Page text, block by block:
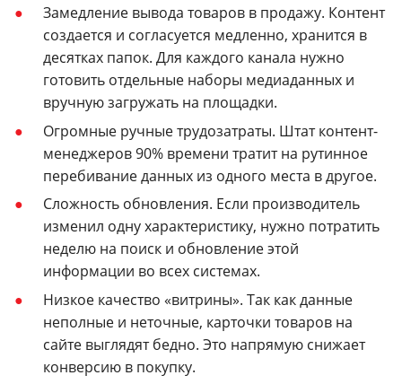
Замедление вывода товаров в продажу. Контент
создается и согласуется медленно, хранится в
десятках папок. Для каждого канала нужно
готовить отдельные наборы медиаданных и
вручную загружать на площадки.
Огромные ручные трудозатраты. Штат контент-
менеджеров 90% времени тратит на рутинное
перебивание данных из одного места в другое.
Сложность обновления. Если производитель
изменил одну характеристику, нужно потратить
неделю на поиск и обновление этой
информации во всех системах.
Низкое качество «витрины». Так как данные
неполные и неточные, карточки товаров на
сайте выглядят бедно. Это напрямую снижает
конверсию в покупку.